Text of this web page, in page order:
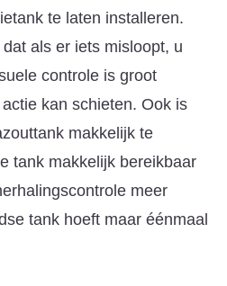
te laten installeren.
als er iets misloopt, u
controle is groot
kan schieten. Ook is
makkelijk te
tank makkelijk bereikbaar
meer
tank hoeft maar éénmaal